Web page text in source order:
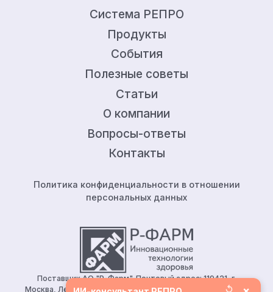
Система РЕПРО
Продукты
События
Полезные советы
Статьи
О компании
Вопросы-ответы
Контакты
Политика конфиденциальности в отношении
персональных данных
Поставщик АО "Р-Фарм". Почтовый адрес: 119421, г.
Москва, Ленинский проспект, д.111, корп.1, этаж 5, ком.128.
↺